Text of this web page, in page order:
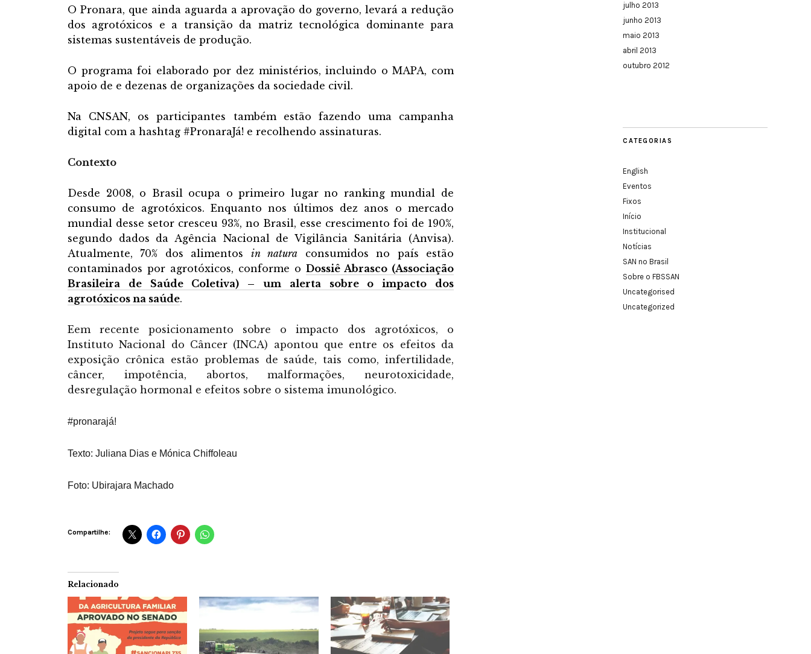
O Pronara, que ainda aguarda a aprovação do governo, levará a redução
dos agrotóxicos e a transição da matriz tecnológica dominante para
sistemas sustentáveis de produção.
O programa foi elaborado por dez ministérios, incluindo o MAPA, com
apoio de e dezenas de organizações da sociedade civil.
Na CNSAN, os participantes também estão fazendo uma campanha
digital com a hashtag #PronaraJá! e recolhendo assinaturas.
Contexto
Desde 2008, o Brasil ocupa o primeiro lugar no ranking mundial de
consumo de agrotóxicos. Enquanto nos últimos dez anos o mercado
mundial desse setor cresceu 93%, no Brasil, esse crescimento foi de 190%,
segundo dados da Agência Nacional de Vigilância Sanitária (Anvisa).
Atualmente, 70% dos alimentos in natura consumidos no país estão
contaminados por agrotóxicos, conforme o Dossiê Abrasco (Associação
Brasileira de Saúde Coletiva) – um alerta sobre o impacto dos
agrotóxicos na saúde.
Eem recente posicionamento sobre o impacto dos agrotóxicos, o
Instituto Nacional do Câncer (INCA) apontou que entre os efeitos da
exposição crônica estão problemas de saúde, tais como, infertilidade,
câncer, impotência, abortos, malformações, neurotoxicidade,
desregulação hormonal e efeitos sobre o sistema imunológico.
#pronarajá!
Texto: Juliana Dias e Mónica Chiffoleau
Foto: Ubirajara Machado
Compartilhe:
Relacionado
julho 2013
junho 2013
maio 2013
abril 2013
outubro 2012
CATEGORIAS
English
Eventos
Fixos
Início
Institucional
Notícias
SAN no Brasil
Sobre o FBSSAN
Uncategorised
Uncategorized